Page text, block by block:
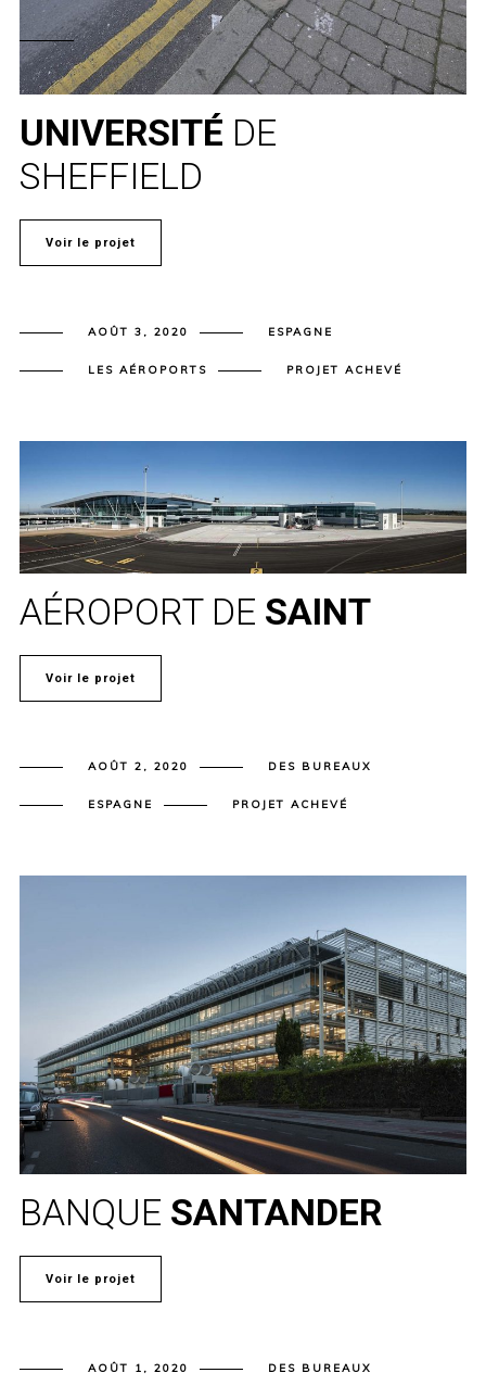
UNIVERSITÉ DE
SHEFFIELD
Voir le projet
AOÛT 3, 2020 ESPAGNE
LES AÉROPORTS PROJET ACHEVÉ
AÉROPORT DE SAINT
Voir le projet
AOÛT 2, 2020 DES BUREAUX
ESPAGNE PROJET ACHEVÉ
BANQUE SANTANDER
Voir le projet
AOÛT 1, 2020 DES BUREAUX